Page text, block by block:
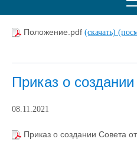
Положение.pdf (скачать)
Приказ о
08.11.2021
Приказ о создании Совета